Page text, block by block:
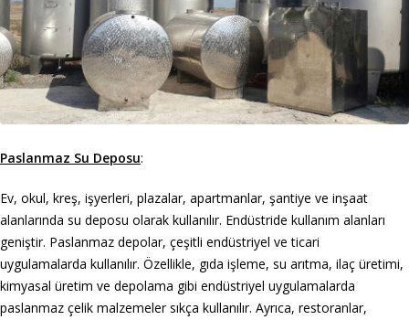
Paslanmaz Su Deposu:
Ev, okul, kreş, işyerleri, plazalar, apartmanlar, şantiye ve inşaat
alanlarında su deposu olarak kullanılır. Endüstride kullanım alanları
geniştir. Paslanmaz depolar, çeşitli endüstriyel ve ticari
uygulamalarda kullanılır. Özellikle, gıda işleme, su arıtma, ilaç üretimi,
kimyasal üretim ve depolama gibi endüstriyel uygulamalarda
paslanmaz çelik malzemeler sıkça kullanılır. Ayrıca, restoranlar,